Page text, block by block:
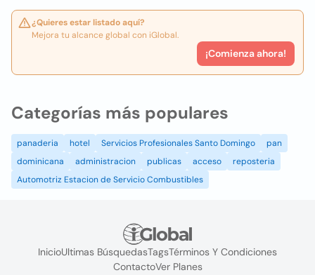
¿Quieres estar listado aquí?
Mejora tu alcance global con iGlobal.
¡Comienza ahora!
Categorías más populares
panaderia hotel Servicios Profesionales Santo Domingo
pan
dominicana
administracion publicas acceso
reposteria
Automotriz Estacion de Servicio Combustibles
InicioUltimas BúsquedasTagsTérminos Y Condiciones
ContactoVer Planes